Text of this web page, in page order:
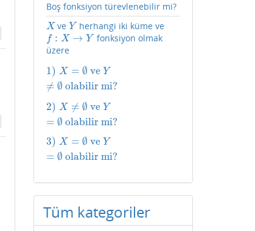
Boş fonksiyon türevlenebilir mi?
X
X veY
Y herhangi iki küme ve
f : X → Y
f:X→Y
fonksiyon olmak
üzere
1) X = ∅ veY
≠ ∅ olabilir mi?
1) X=∅ve Y≠∅
2) X ≠ ∅ veY
= ∅ olabilir mi?
2) X≠∅ve Y=∅
3) X = ∅ veY
= ∅ olabilir mi?
3) X=∅ve Y=∅
Tüm kategoriler